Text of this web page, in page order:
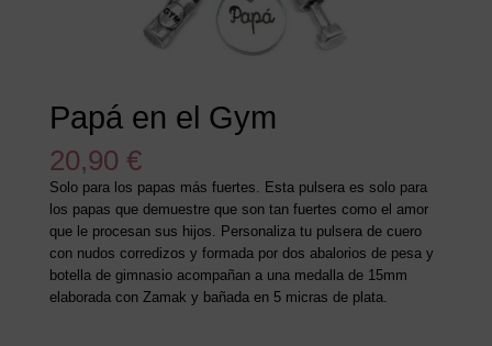
Papá en el Gym
20,90 €
Solo para los papas más fuertes. Esta pulsera es solo para
los papas que demuestre que son tan fuertes como el amor
que le procesan sus hijos. Personaliza tu pulsera de cuero
con nudos corredizos y formada por dos abalorios de pesa y
botella de gimnasio acompañan a una medalla de 15mm
elaborada con Zamak y bañada en 5 micras de plata.